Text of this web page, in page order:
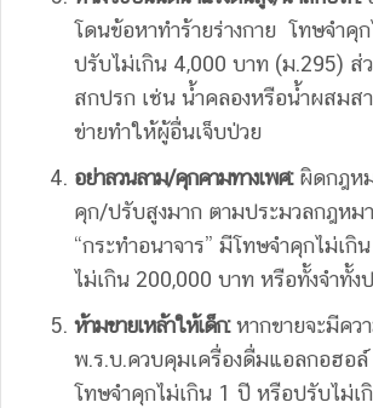
โดนข้อหาทำร้ายร่างกาย โทษจำคุ
ปรับไม่เกิน 4,000 บาท (ม.295) ส่
สกปรก เช่น น้ำคลองหรือน้ำผสมสา
ข่ายทำให้ผู้อื่นเจ็บป่วย
อย่าลวนลาม/คุกคามทางเพศ:ผิดกฎห
คุก/ปรับสูงมาก ตามประมวลกฎหม
“กระทำอนาจาร” มีโทษจำคุกไม่เ
ไม่เกิน 200,000 บาท หรือทั้งจำทั้ง
ห้ามขายเหล้าให้เด็ก:หากขายจะมีคว
พ.ร.บ.ควบคุมเครื่องดื่มแอลกอฮอ
โทษจำคุกไม่เกิน 1 ปี หรือปรับไม่เ